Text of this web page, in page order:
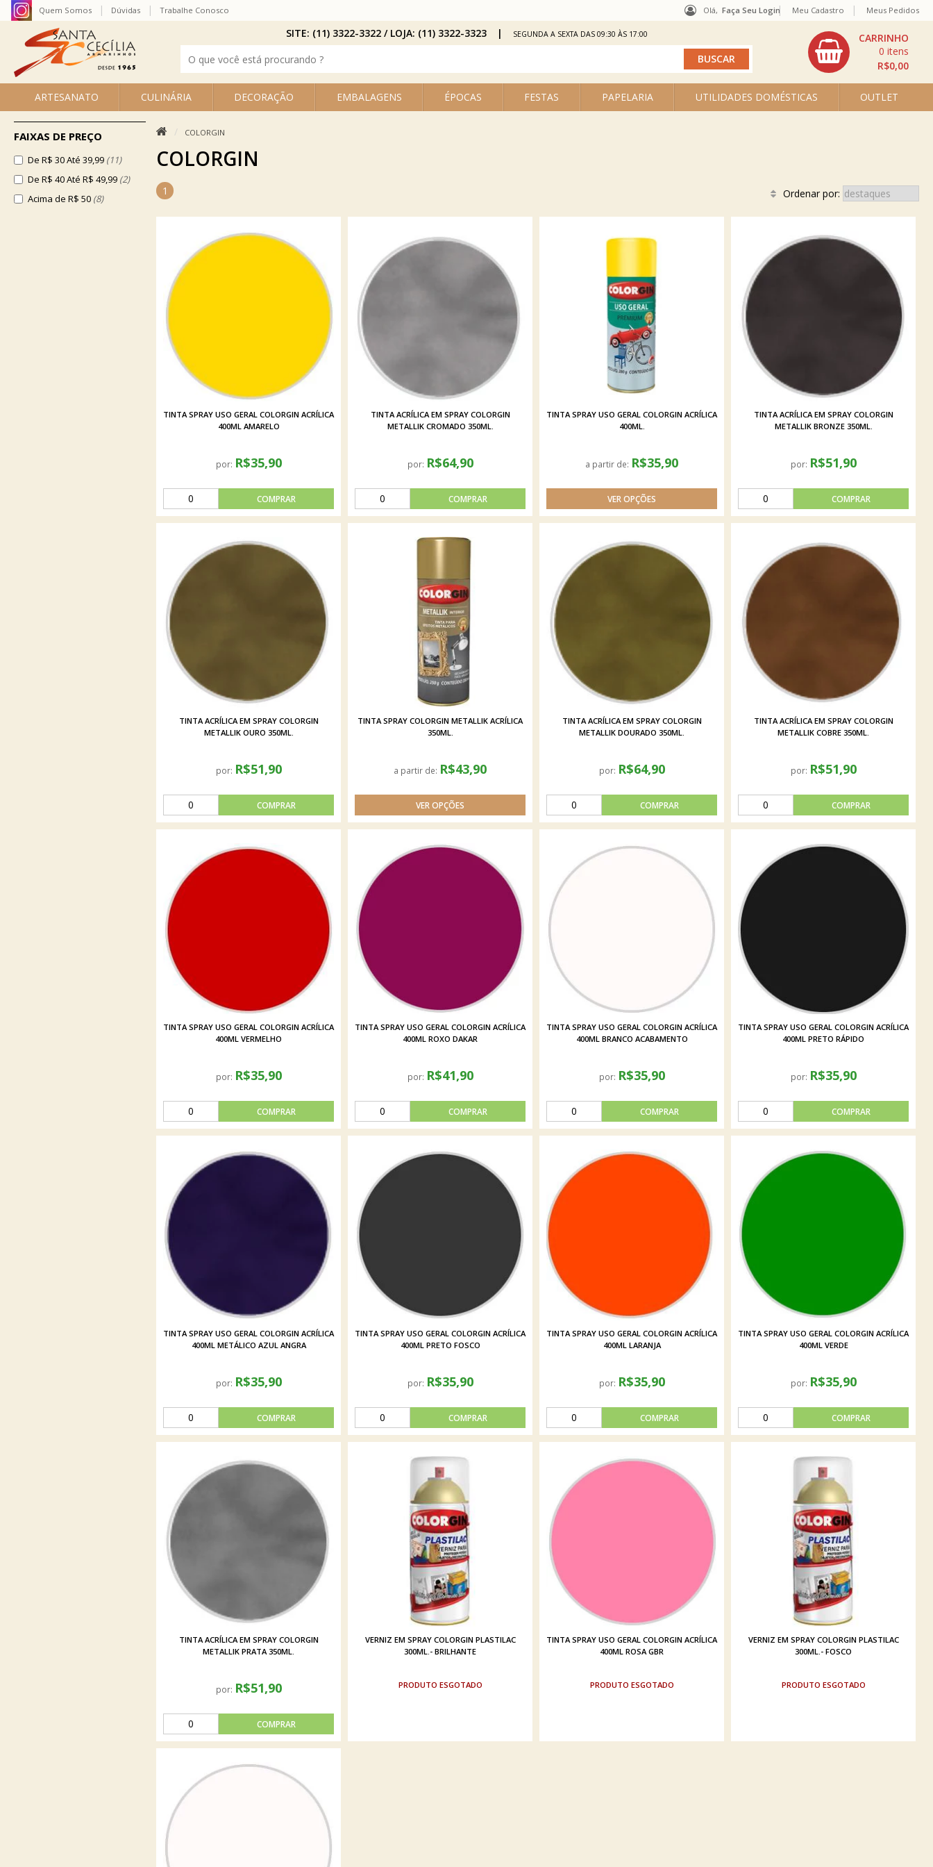
Olá, Faça Seu Login
ARTESANATO CULINÁRIA DECORAÇÃO EMBALAGENS ÉPOCAS FESTAS PAPELARIA UTILIDADES DOMÉSTICAS OUTLET
R$0,00
0
Quem Somos Dúvidas Trabalhe Conosco Meu Cadastro Meus Pedidos
SITE: (11) 3322-3322 / LOJA: (11) 3322-3323 SEGUNDA A SEXTA DAS 09:30 ÀS 17:00
FAIXAS DE PREÇO
De R$ 30 Até 39,99 (11)
De R$ 40 Até R$ 49,99 (2)
Acima de R$ 50 (8)
COLORGIN
COLORGIN
Ordenar por:
1
TINTA SPRAY USO GERAL COLORGIN ACRÍLICA
400ML AMARELO
por: R$35,90
TINTA ACRÍLICA EM SPRAY COLORGIN
METALLIK CROMADO 350ML.
por: R$64,90
TINTA SPRAY USO GERAL COLORGIN ACRÍLICA
400ML.
a partir de: R$35,90
TINTA ACRÍLICA EM SPRAY COLORGIN
METALLIK BRONZE 350ML.
por: R$51,90
TINTA ACRÍLICA EM SPRAY COLORGIN
METALLIK OURO 350ML.
por: R$51,90
TINTA SPRAY COLORGIN METALLIK ACRÍLICA
350ML.
a partir de: R$43,90
TINTA ACRÍLICA EM SPRAY COLORGIN
METALLIK DOURADO 350ML.
por: R$64,90
TINTA ACRÍLICA EM SPRAY COLORGIN
METALLIK COBRE 350ML.
por: R$51,90
TINTA SPRAY USO GERAL COLORGIN ACRÍLICA
400ML VERMELHO
por: R$35,90
TINTA SPRAY USO GERAL COLORGIN ACRÍLICA
400ML ROXO DAKAR
por: R$41,90
TINTA SPRAY USO GERAL COLORGIN ACRÍLICA
400ML BRANCO ACABAMENTO
por: R$35,90
TINTA SPRAY USO GERAL COLORGIN ACRÍLICA
400ML PRETO RÁPIDO
por: R$35,90
TINTA SPRAY USO GERAL COLORGIN ACRÍLICA
400ML METÁLICO AZUL ANGRA
por: R$35,90
TINTA SPRAY USO GERAL COLORGIN ACRÍLICA
400ML PRETO FOSCO
por: R$35,90
TINTA SPRAY USO GERAL COLORGIN ACRÍLICA
400ML LARANJA
por: R$35,90
TINTA SPRAY USO GERAL COLORGIN ACRÍLICA
400ML VERDE
por: R$35,90
TINTA ACRÍLICA EM SPRAY COLORGIN
METALLIK PRATA 350ML.
por: R$51,90
VERNIZ EM SPRAY COLORGIN PLASTILAC
300ML.- BRILHANTE
ESGOTADO
TINTA SPRAY USO GERAL COLORGIN ACRÍLICA
400ML ROSA GBR
ESGOTADO
VERNIZ EM SPRAY COLORGIN PLASTILAC
300ML.- FOSCO
ESGOTADO